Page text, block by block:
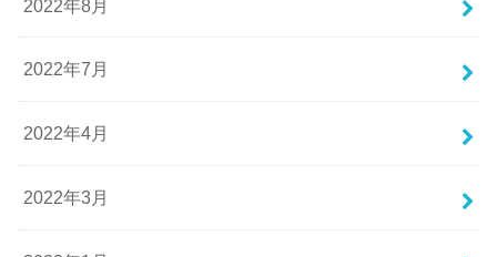
2022年8月
2022年7月
2022年4月
2022年3月